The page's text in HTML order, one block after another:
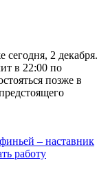
сегодня, 2 декабря.
в 22:00 по
позже в
– наставник
работу